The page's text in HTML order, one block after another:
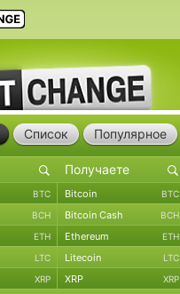
Список Популярное
BTC Bitcoin BTC
BCH Bitcoin Cash BCH
ETH Ethereum ETH
LTC Litecoin LTC
XRP XRP XRP